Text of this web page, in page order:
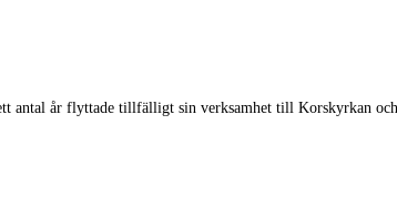
antal år flyttade tillfälligt sin verksamhet till Korskyrkan